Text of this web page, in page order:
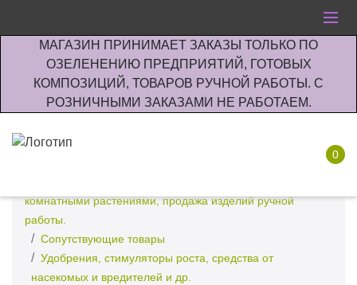
МАГАЗИН ПРИНИМАЕТ ЗАКАЗЫ ТОЛЬКО ПО
ОЗЕЛЕНЕНИЮ ПРЕДПРИЯТИЙ, ГОТОВЫХ
КОМПОЗИЦИЙ, ТОВАРОВ РУЧНОЙ РАБОТЫ. С
РОЗНИЧНЫМИ ЗАКАЗАМИ НЕ РАБОТАЕМ.
0
комнатными растениями, продажа изделий ручной
работы.
Сопутствующие товары
Удобрения, стимуляторы роста, средства от
насекомых и вредителей и др.